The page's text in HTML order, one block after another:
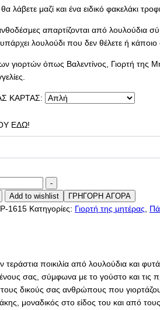
λάβετε μαζί και ένα ειδικό φακελάκι
απαρτίζονται από λουλούδια
λουλούδι που δεν θέλετε ή
γιορτών όπως Βαλεντίνος, Γιορτή της
ΚΑΡΤΑΣ:
ΕΔΩ!
-
Add to wishlist ΓΡΗΓΟΡΗ ΑΓΟΡΑ
1615 Κατηγορίες: Γιορτή της μητέρας,
τεράστια ποικιλία από λουλούδια και
σας, σύμφωνα με το γούστο και τις
δικούς σας ανθρώπους που
μοναδικός στο είδος του και από